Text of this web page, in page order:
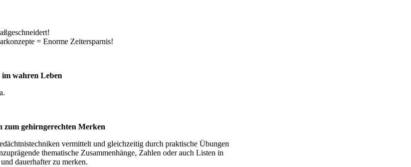
= Enorme Zeitersparnis!
im wahren Leben
zum gehirngerechten Merken
vermittelt und gleichzeitig durch praktische Übungen
thematische Zusammenhänge, Zahlen oder auch Listen in
dauerhafter zu merken.